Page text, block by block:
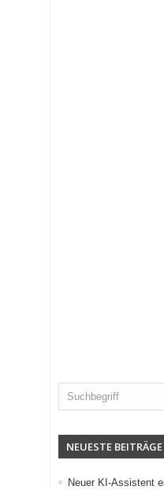
NEUESTE BEITRÄGE
Neuer KI-Assistent